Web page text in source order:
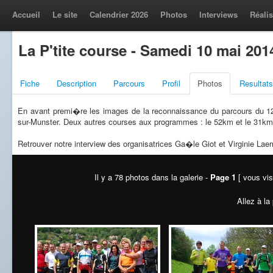
Accueil Le site Calendrier 2026 Photos Interviews
La P'tite course - Samedi 10 mai
Fiche Description Parcours Profil Photos Resultats
En avant premi�re les images de la reconnaissance du parcours
sur-Munster. Deux autres courses aux programmes : le 52km et le
Retrouver notre interview des organisatrices Ga�le Giot et Virginie
Il y a 78 photos dans la galerie - Page 1 [ vous
Allez à